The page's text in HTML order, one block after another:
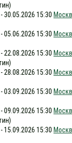
30.05.2026 15:30
05.06.2026 15:30
22.08.2026 15:30
28.08.2026 15:30
03.09.2026 15:30
09.09.2026 15:30
15.09.2026 15:30